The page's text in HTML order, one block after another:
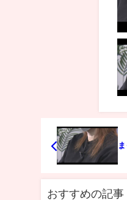
おすすめの記事